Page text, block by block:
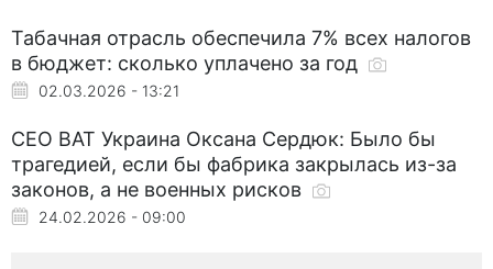
Табачная отрасль обеспечила 7% всех налогов
в бюджет: сколько уплачено за год
02.03.2026 - 13:21
СЕО BAT Украина Оксана Сердюк: Было бы
трагедией, если бы фабрика закрылась из-за
законов, а не военных рисков
24.02.2026 - 09:00